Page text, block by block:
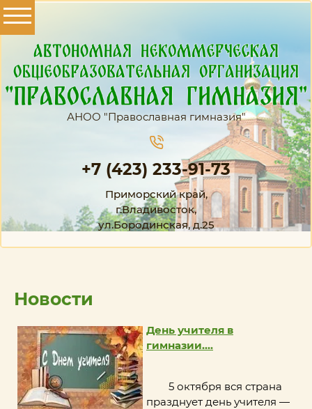
АНОО "Православная гимназия"
+7 (423) 233-91-73
Приморский край,
г.Владивосток,
ул.Бородинская, д.25
Новости
День учителя в
гимназии....
5 октября вся страна
празднует день учителя —